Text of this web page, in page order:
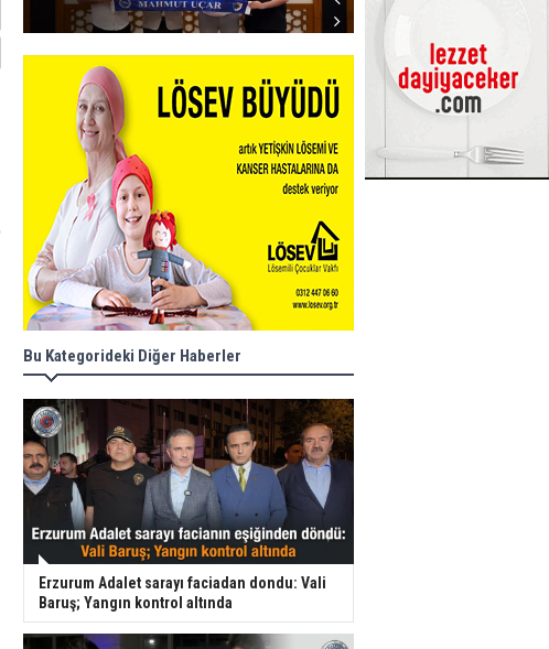
çalacak
Bu Kategorideki Diğer Haberler
Erzurum Adalet sarayı faciadan dondu: Vali
Baruş; Yangın kontrol altında